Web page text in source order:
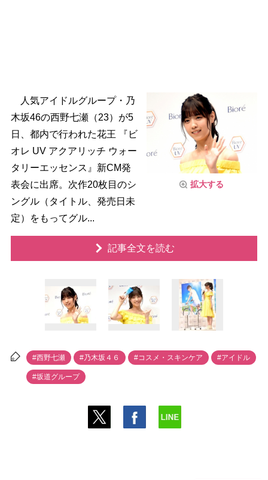
拡大する
人気アイドルグループ・乃
木坂46の西野七瀬（23）が5
日、都内で行われた花王 『ビ
オレ UV アクアリッチ ウォー
タリーエッセンス』新CM発
表会に出席。次作20枚目のシ
ングル（タイトル、発売日未
定）をもってグル...
記事全文を読む
#西野七瀬 #乃木坂４６ #コスメ・スキンケア #アイドル
#坂道グループ